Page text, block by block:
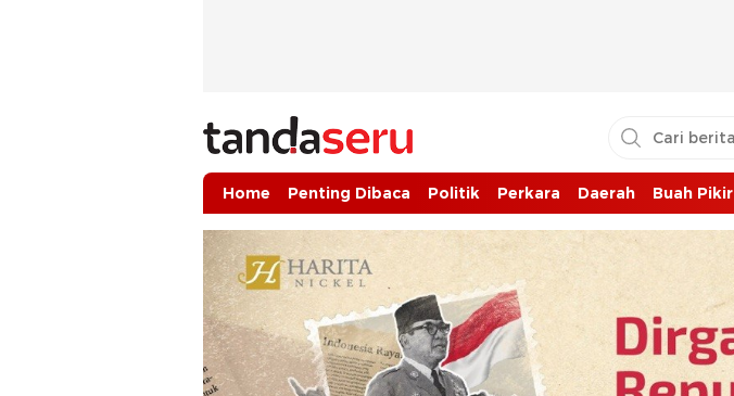
tandaseru.com | Penting Dibaca
tandaseru.com
Home Penting Dibaca Politik Perkara Daerah Buah Pikir